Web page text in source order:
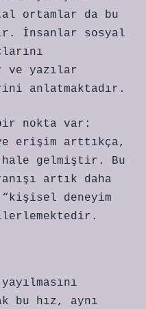
ortamlar da bu
İnsanlar sosyal
ve yazılar
anlatmaktadır.
nokta var:
erişim arttıkça,
gelmiştir. Bu
artık daha
“kişisel deneyim
bu hız, aynı